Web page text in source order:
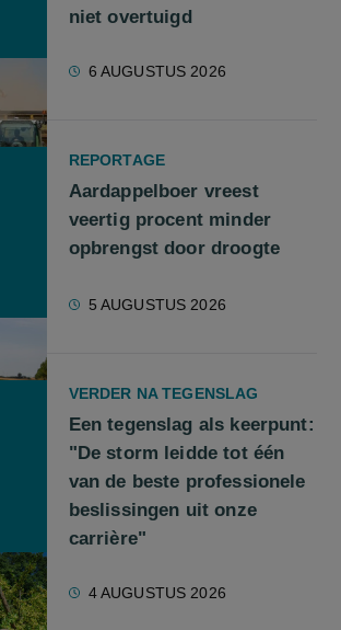
niet overtuigd
6 AUGUSTUS 2026
REPORTAGE
Aardappelboer vreest
veertig procent minder
opbrengst door droogte
5 AUGUSTUS 2026
VERDER NA TEGENSLAG
Een tegenslag als keerpunt:
"De storm leidde tot één
van de beste professionele
beslissingen uit onze
carrière"
4 AUGUSTUS 2026